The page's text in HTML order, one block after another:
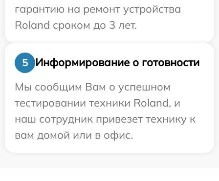
гарантию на ремонт устройства
Roland сроком до 3 лет.
5
Информирование о готовности
Мы сообщим Вам о успешном
тестировании техники Roland, и
наш сотрудник привезет технику к
вам домой или в офис.